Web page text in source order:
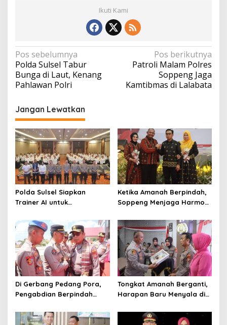
Ikuti Kami
Navigasi
pos
Pos sebelumnya
Polda Sulsel Tabur
Bunga di Laut, Kenang
Pahlawan Polri
Pos berikutnya
Patroli Malam Polres
Soppeng Jaga
Kamtibmas di Lalabata
Jangan Lewatkan
Polda Sulsel Siapkan
Trainer AI untuk
Digital
Ketika Amanah Berpindah,
Soppeng Menjaga Harmoni
Di Gerbang Pedang Pora,
Pengabdian Berpindah
Tongkat Amanah Berganti,
Harapan Baru Menyala di